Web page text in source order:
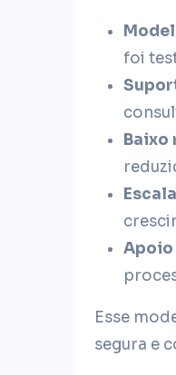
foi
Baixo
Apoio
Esse
segura e